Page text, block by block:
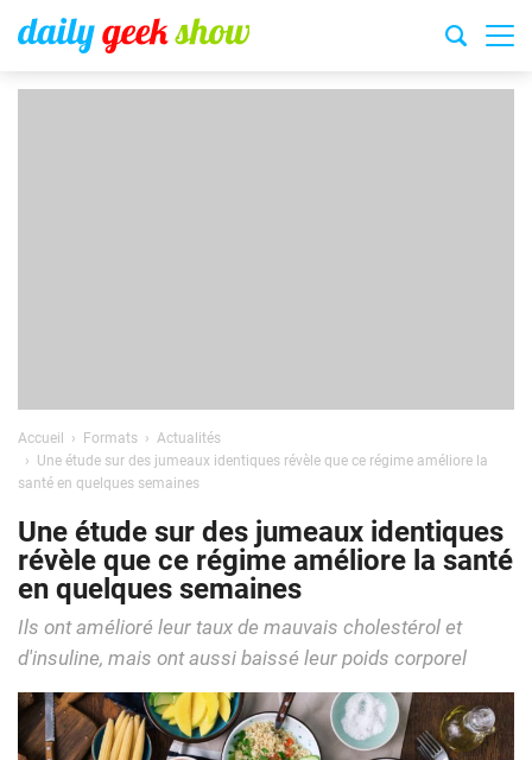
Accueil Formats
Actualités
Une étude sur des jumeaux identiques révèle que ce régime améliore la
santé en quelques semaines
Une étude sur des jumeaux identiques
révèle que ce régime améliore la santé
en quelques semaines
Ils ont amélioré leur taux de mauvais cholestérol et
d'insuline, mais ont aussi baissé leur poids corporel